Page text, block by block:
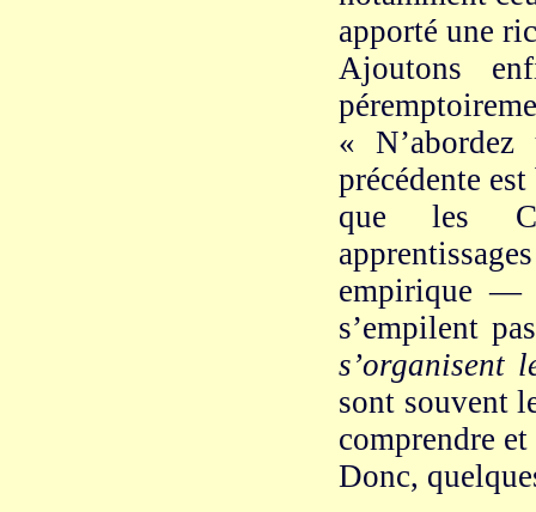
apporté une
Ajoutons
«
précédente
que les
empirique —
s’empilent
s’organisent
sont souvent
comprendre
Donc,